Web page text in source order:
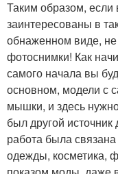
Таким образом,
заинтересованы в
обнаженном виде, не
фотоснимки! Как
самого начала вы
основном, модели с
мышки, и здесь
был другой
работа была
одежды, косметика,